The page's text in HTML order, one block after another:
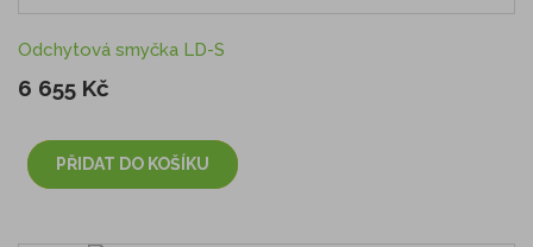
Odchytová smyčka LD-S
6 655 Kč
PŘIDAT DO KOŠÍKU